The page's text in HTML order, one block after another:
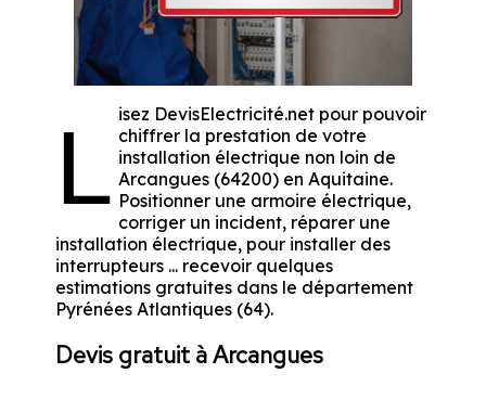
L isez DevisElectricité.net pour pouvoir
chiffrer la prestation de votre
installation électrique non loin de
Arcangues (64200) en Aquitaine.
Positionner une armoire électrique,
corriger un incident, réparer une
installation électrique, pour installer des
interrupteurs ... recevoir quelques
estimations gratuites dans le département
Pyrénées Atlantiques (64).
Devis gratuit à Arcangues